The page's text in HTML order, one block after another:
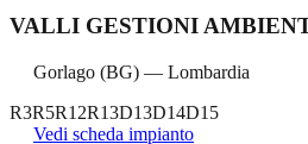
VALLI GESTIONI
Gorlago (BG) — Lombardia
R3R5R12R13D13D14D15
Vedi scheda impianto